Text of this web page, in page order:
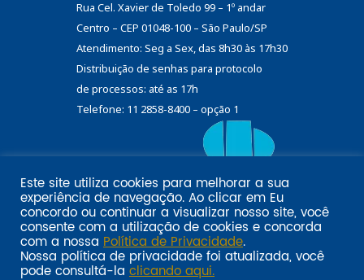
Rua Cel. Xavier de Toledo 99 – 1º andar
Centro – CEP 01048-100 – São Paulo/SP
Atendimento: Seg a Sex, das 8h30 às 17h30
Distribuição de senhas para protocolo
de processos: até as 17h
Telefone: 11 2858-8400 – opção 1
Email marketing por:
Pol�tica de privacidade SINDILOJAS-SPAcesse aqui
Este site utiliza cookies para melhorar a sua
experiência de navegação. Ao clicar em Eu
concordo ou continuar a visualizar nosso site, você
consente com a utilização de cookies e concorda
com a nossa Política de Privacidade.
Nossa política de privacidade foi atualizada, você
pode consultá-la clicando aqui.